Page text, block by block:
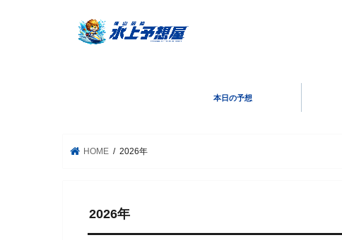
本日の予想
HOME 2026年
2026年